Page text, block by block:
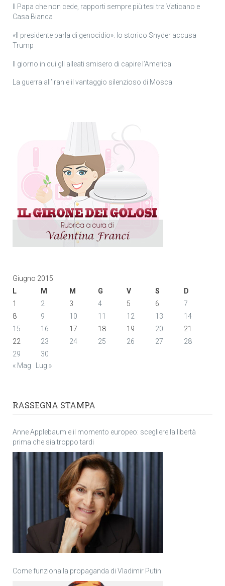
Il Papa che non cede, rapporti sempre più tesi tra Vaticano e
Casa Bianca
«Il presidente parla di genocidio»: lo storico Snyder accusa
Trump
Il giorno in cui gli alleati smisero di capire l’America
La guerra all’Iran e il vantaggio silenzioso di Mosca
Giugno 2015
L
M M G V S
D
1
2 3 4 5 6
7
8
9 10 11 12 13
14
15
16 17 18 19 20
21
22
23 24 25 26 27
28
29
30
« Mag
Lug »
RASSEGNA STAMPA
Anne Applebaum e il momento europeo: scegliere la libertà
prima che sia troppo tardi
Come funziona la propaganda di Vladimir Putin